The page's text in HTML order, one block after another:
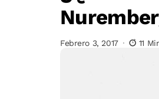
Febrero 3, 2017 11